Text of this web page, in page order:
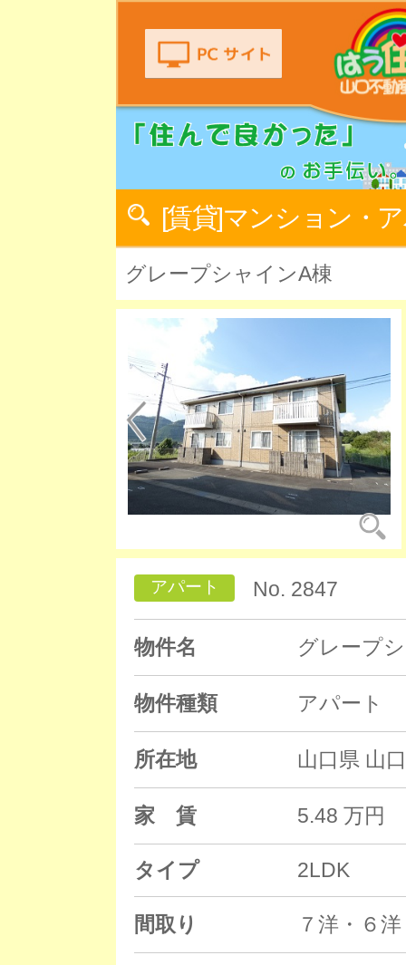
[賃貸]マンション・
グレープシャインA棟
アパート No. 2847
物件名 グレープ
物件種類 アパート
所在地 山口県 山
家 賃 5.48 万円
タイプ 2LDK
間取り ７洋・６